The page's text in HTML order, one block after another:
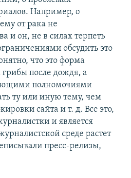
Например, о
от рака не
и он, не в силах терпеть
обсудить это
что это форма
после дождя, а
полномочиями
ту или иную тему, чем
сайта и т. д. Все это,
и является
среде растет
пресс-релизы,